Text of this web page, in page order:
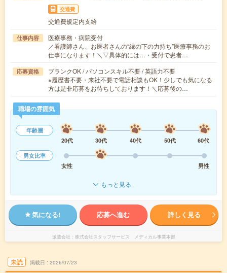
交通費
交通費規定内支給
仕事内容
医療事務・病院受付
／看護師さん、お医者さんの“縁の下の力持ち”医療事務のお
仕事になります！＼▽具体的には…・受付で患者…
応募資格
ブランクOK / パソコンスキル不要 / 英語力不要
※履歴書不要・来社不要で電話相談もOK！少しでも気になる
方は是非応募をお待ちしております！＼応募後の…
職場の雰囲気
年齢層
20代
30代 40代 50代
60代
男女比率
女性
男性
もっと見る
気になる! 応募へ進む 詳しく見る
派遣会社 株式会社スタッフサービス メディカル事業本部
未読 掲載日 2026/07/23